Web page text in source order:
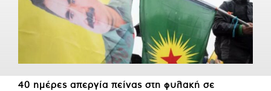
40 ημέρες απεργία πείνας στη φυλακή σε